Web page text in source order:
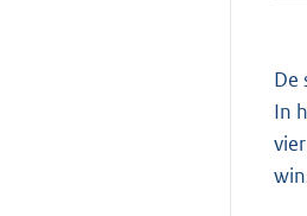
De
In